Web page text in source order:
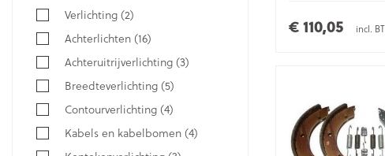
Verlichting(2)
Achterlichten(16)
Achteruitrijverlichting(3)
Breedteverlichting(5)
Contourverlichting(4)
Kabels en kabelbomen(4)
€ 110,05 incl.